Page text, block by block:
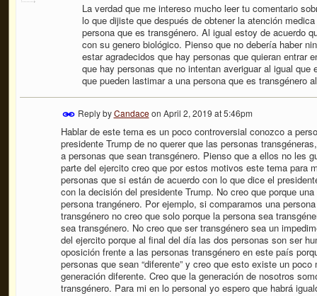
La verdad que me intereso mucho leer tu comentario
lo que dijiste que después de obtener la atención
persona que es transgénero. Al igual estoy de acuerdo
con su genero biológico. Pienso que no debería haber
estar agradecidos que hay personas que quieran entrar
que hay personas que no intentan averiguar al igual
que pueden lastimar a una persona que es transgénero
Reply byCandaceon April 2, 2019 at 5:46pm
Hablar de este tema es un poco controversial conozco a
presidente Trump de no querer que las personas
a personas que sean transgénero. Pienso que a ellos no les
parte del ejercito creo que por estos motivos este tema para
personas que si están de acuerdo con lo que dice el
con la decisión del presidente Trump. No creo que porque
persona trangénero. Por ejemplo, si comparamos una
transgénero no creo que solo porque la persona sea
sea transgénero. No creo que ser transgénero sea un
del ejercito porque al final del día las dos personas son ser
oposición frente a las personas transgénero en este país
personas que sean “diferente” y creo que esto existe un
generación diferente. Creo que la generación de nosotros
transgénero. Para mi en lo personal yo espero que habrá